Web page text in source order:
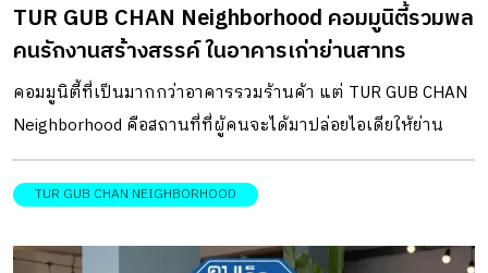
TUR GUB CHAN Neighborhood คอมมูนิตี้รวมพล
คนรักงานสร้างสรรค์ ในอาคารเก่าย่านสาทร
คอมมูนิตี้ที่เป็นมากกว่าอาคารรวมร้านค้า แต่ TUR GUB CHAN
Neighborhood คือสถานที่ที่ผู้คนจะได้มาปล่อยไอเดียให้ย่าน
เศรษฐกิจอย่างสาทรมีพื้นที่ของคนรุ่นใหม่ เพื่อร่วมขับเคลื่อน
ย่านด้วยความคิดสร้างสรรรค์ ที่นี่ตั้งอยู่ในอาคารเก่าบนถนน
ให้เป็นพื้นที่ที่คนรักงานสร้างสรรค์จะสามารถรวมตัวกันเพื่อ
TUR GUB CHAN NEIGHBORHOOD